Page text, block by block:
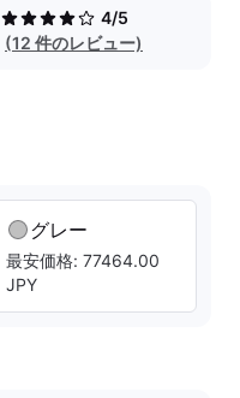
4/5
(12 件のレビュー)
グレー
最安価格: 77464.00
JPY